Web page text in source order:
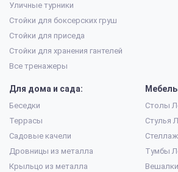
Уличные турники
Стойки для боксерских груш
Стойки для приседа
Стойки для хранения гантелей
Все тренажеры
Для дома и сада:
Беседки
Террасы
Садовые качели
Дровницы из металла
Крыльцо из металла
Столы
Стулья
Тумбы